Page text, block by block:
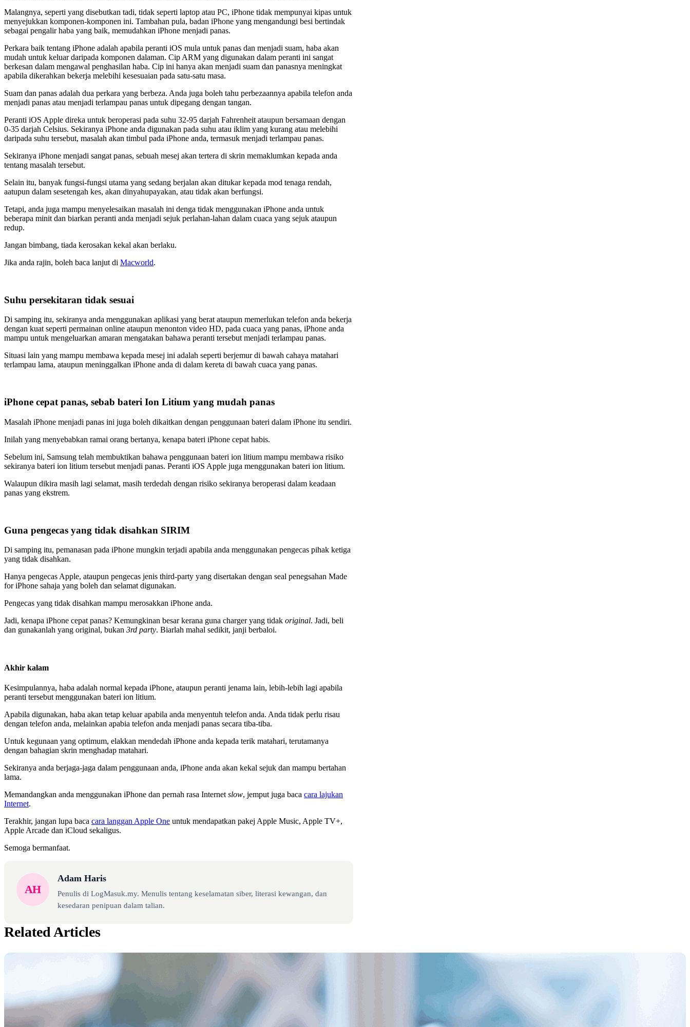
Malangnya, seperti yang disebutkan tadi, tidak seperti laptop atau PC, iPhone tidak mempunyai kipas untuk
menyejukkan komponen-komponen ini. Tambahan pula, badan iPhone yang mengandungi besi bertindak
sebagai pengalir haba yang baik, memudahkan iPhone menjadi panas.
Perkara baik tentang iPhone adalah apabila peranti iOS mula untuk panas dan menjadi suam, haba akan
mudah untuk keluar daripada komponen dalaman. Cip ARM yang digunakan dalam peranti ini sangat
berkesan dalam mengawal penghasilan haba. Cip ini hanya akan menjadi suam dan panasnya meningkat
apabila dikerahkan bekerja melebihi kesesuaian pada satu-satu masa.
Suam dan panas adalah dua perkara yang berbeza. Anda juga boleh tahu perbezaannya apabila telefon anda
menjadi panas atau menjadi terlampau panas untuk dipegang dengan tangan.
Peranti iOS Apple direka untuk beroperasi pada suhu 32-95 darjah Fahrenheit ataupun bersamaan dengan
0-35 darjah Celsius. Sekiranya iPhone anda digunakan pada suhu atau iklim yang kurang atau melebihi
daripada suhu tersebut, masalah akan timbul pada iPhone anda, termasuk menjadi terlampau panas.
Sekiranya iPhone menjadi sangat panas, sebuah mesej akan tertera di skrin memaklumkan kepada anda
tentang masalah tersebut.
Selain itu, banyak fungsi-fungsi utama yang sedang berjalan akan ditukar kepada mod tenaga rendah,
aatupun dalam sesetengah kes, akan dinyahupayakan, atau tidak akan berfungsi.
Tetapi, anda juga mampu menyelesaikan masalah ini denga tidak menggunakan iPhone anda untuk
beberapa minit dan biarkan peranti anda menjadi sejuk perlahan-lahan dalam cuaca yang sejuk ataupun
redup.
Jangan bimbang, tiada kerosakan kekal akan berlaku.
Jika anda rajin, boleh baca lanjut di Macworld.
Suhu persekitaran tidak sesuai
Di samping itu, sekiranya anda menggunakan aplikasi yang berat ataupun memerlukan telefon anda bekerja
dengan kuat seperti permainan online ataupun menonton video HD, pada cuaca yang panas, iPhone anda
mampu untuk mengeluarkan amaran mengatakan bahawa peranti tersebut menjadi terlampau panas.
Situasi lain yang mampu membawa kepada mesej ini adalah seperti berjemur di bawah cahaya matahari
terlampau lama, ataupun meninggalkan iPhone anda di dalam kereta di bawah cuaca yang panas.
iPhone cepat panas, sebab bateri Ion Litium yang mudah panas
Masalah iPhone menjadi panas ini juga boleh dikaitkan dengan penggunaan bateri dalam iPhone itu sendiri.
Inilah yang menyebabkan ramai orang bertanya, kenapa bateri iPhone cepat habis.
Sebelum ini, Samsung telah membuktikan bahawa penggunaan bateri ion litium mampu membawa risiko
sekiranya bateri ion litium tersebut menjadi panas. Peranti iOS Apple juga menggunakan bateri ion litium.
Walaupun dikira masih lagi selamat, masih terdedah dengan risiko sekiranya beroperasi dalam keadaan
panas yang ekstrem.
Guna pengecas yang tidak disahkan SIRIM
Di samping itu, pemanasan pada iPhone mungkin terjadi apabila anda menggunakan pengecas pihak ketiga
yang tidak disahkan.
Hanya pengecas Apple, ataupun pengecas jenis third-party yang disertakan dengan seal penegsahan Made
for iPhone sahaja yang boleh dan selamat digunakan.
Pengecas yang tidak disahkan mampu merosakkan iPhone anda.
Jadi, kenapa iPhone cepat panas? Kemungkinan besar kerana guna charger yang tidak original. Jadi, beli
dan gunakanlah yang original, bukan 3rd party. Biarlah mahal sedikit, janji berbaloi.
Akhir kalam
Kesimpulannya, haba adalah normal kepada iPhone, ataupun peranti jenama lain, lebih-lebih lagi apabila
peranti tersebut menggunakan bateri ion litium.
Apabila digunakan, haba akan tetap keluar apabila anda menyentuh telefon anda. Anda tidak perlu risau
dengan telefon anda, melainkan apabia telefon anda menjadi panas secara tiba-tiba.
Untuk kegunaan yang optimum, elakkan mendedah iPhone anda kepada terik matahari, terutamanya
dengan bahagian skrin menghadap matahari.
Sekiranya anda berjaga-jaga dalam penggunaan anda, iPhone anda akan kekal sejuk dan mampu bertahan
lama.
Memandangkan anda menggunakan iPhone dan pernah rasa Internet slow, jemput juga baca cara lajukan
Internet.
Terakhir, jangan lupa baca cara langgan Apple One untuk mendapatkan pakej Apple Music, Apple TV+,
Apple Arcade dan iCloud sekaligus.
Semoga bermanfaat.
AH
Adam Haris
Penulis di LogMasuk.my. Menulis tentang keselamatan siber, literasi kewangan, dan
kesedaran penipuan dalam talian.
Related Articles